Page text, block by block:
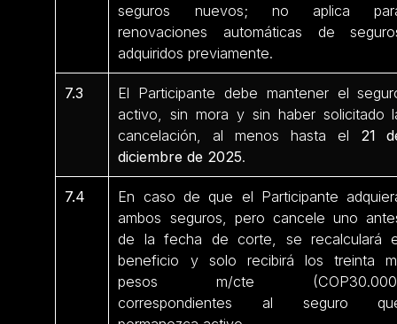
seguros nuevos; no aplica
renovaciones automáticas de
adquiridos previamente.
7.3
El Participante debe mantener el
activo, sin mora y sin haber solicitado
cancelación, al menos hasta el 21
diciembre de 2025.
7.4
En caso de que el Participante
ambos seguros, pero cancele uno
de la fecha de corte, se recalculará
beneficio y solo recibirá los treinta
pesos m/cte
correspondientes al seguro